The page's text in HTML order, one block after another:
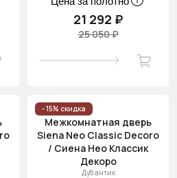
21 292 ₽
25 050 ₽
- 15% скидка
Межкомнатная дверь
Siena Neo Classic Decoro
/ Сиена Нео Классик
Декоро
Дуб антик